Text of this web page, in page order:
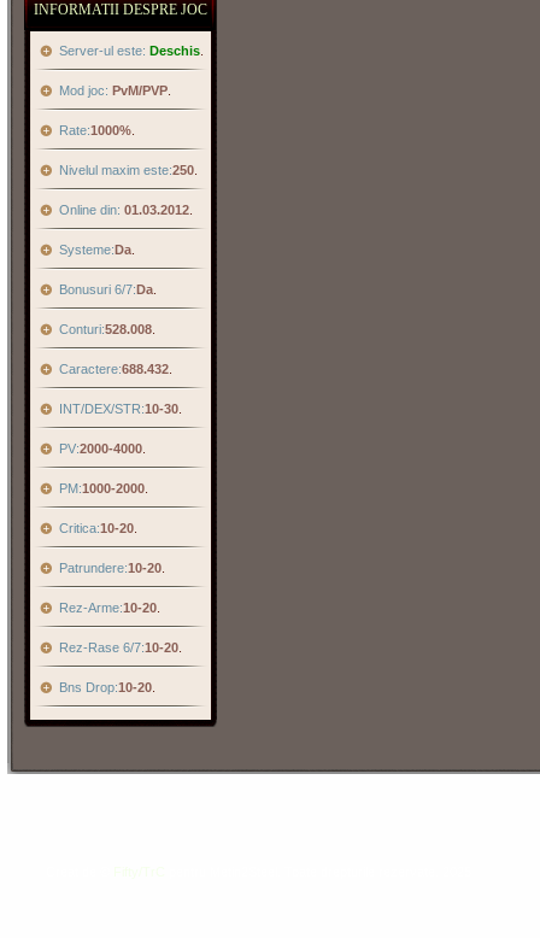
INFORMATII DESPRE JOC
Server-ul este: Deschis
Mod joc: PvM/PVP
Rate:1000%
Nivelul maxim este:250
Online din: 01.03.2012
Systeme:Da
Bonusuri 6/7:Da
Conturi:528.008
Caractere:688.432
INT/DEX/STR:10-30
PV:2000-4000
PM:1000-2000
Critica:10-20
Patrundere:10-20
Rez-Arme:10-20
Rez-Rase 6/7:10-20
Bns Drop:10-20